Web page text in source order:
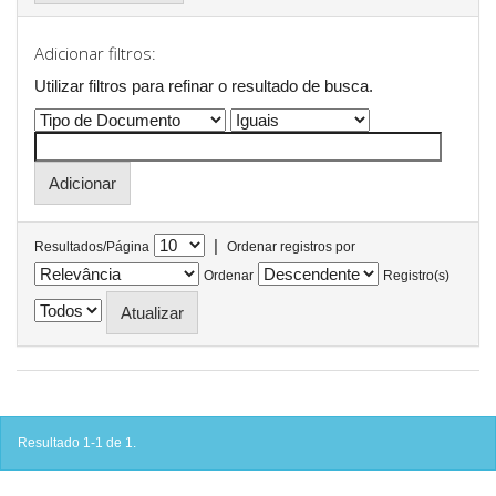
Adicionar filtros:
Utilizar filtros para refinar o resultado de busca.
Resultados/Página |
Ordenar registros por
Ordenar
Registro(s)
Resultado 1-1 de 1.